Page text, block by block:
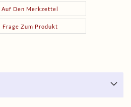
Auf Den Merkzettel
Frage Zum Produkt